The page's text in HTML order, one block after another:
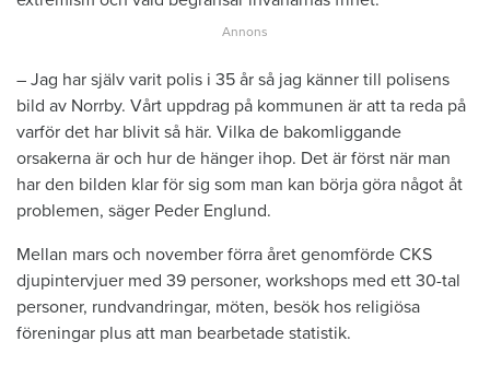
– Jag har själv varit polis i 35 år så jag känner till polisens
bild av Norrby. Vårt uppdrag på kommunen är att ta reda på
varför det har blivit så här. Vilka de bakomliggande
orsakerna är och hur de hänger ihop. Det är först när man
har den bilden klar för sig som man kan börja göra något åt
problemen, säger Peder Englund.
Mellan mars och november förra året genomförde CKS
djupintervjuer med 39 personer, workshops med ett 30-tal
personer, rundvandringar, möten, besök hos religiösa
föreningar plus att man bearbetade statistik.